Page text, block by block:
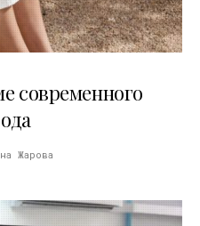
современного
Жарова